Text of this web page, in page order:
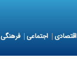
اقتصادی اجتماعی فرهنگی